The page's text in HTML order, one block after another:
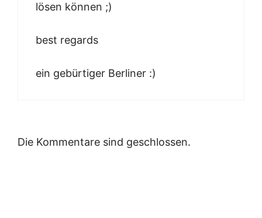
lösen können ;)
best regards
ein gebürtiger Berliner :)
Die Kommentare sind geschlossen.